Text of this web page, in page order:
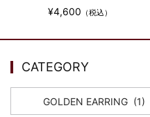
*NEW RELEASE (最新約3ヶ月)
IEM+Aud！
ビリー・ジョエル / 2024年3月
収録！
*NEW RELEASE (最新約3ヶ月)
¥4,600 （税込）
CATEGORY